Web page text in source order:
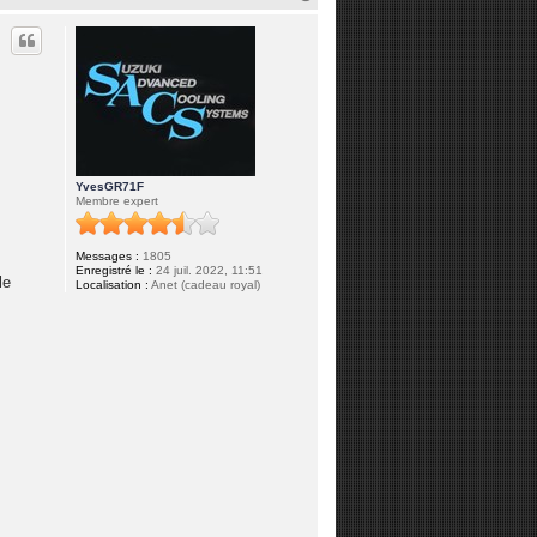
YvesGR71F
Membre expert
Messages : 1805
Enregistré le : 24 juil. 2022, 11:51
Localisation : Anet (cadeau royal)